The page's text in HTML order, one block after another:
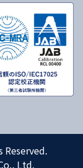
Ltd.